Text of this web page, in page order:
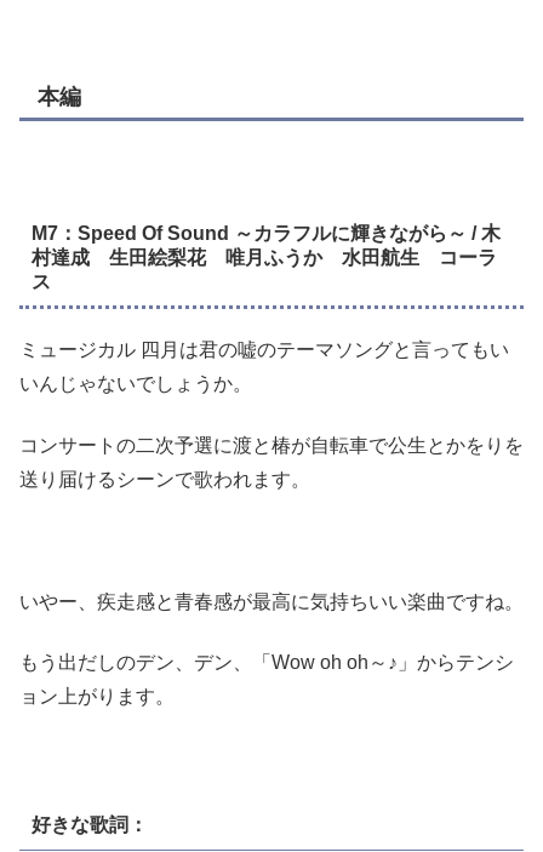
本編
M7：Speed Of Sound ～カラフルに輝きながら～ / 木
村達成 生田絵梨花 唯月ふうか 水田航生 コーラ
ス
ミュージカル 四月は君の嘘のテーマソングと言ってもい
いんじゃないでしょうか。
コンサートの二次予選に渡と椿が自転車で公生とかをりを
送り届けるシーンで歌われます。
いやー、疾走感と青春感が最高に気持ちいい楽曲ですね。
もう出だしのデン、デン、「Wow oh oh～♪」からテンシ
ョン上がります。
好きな歌詞：